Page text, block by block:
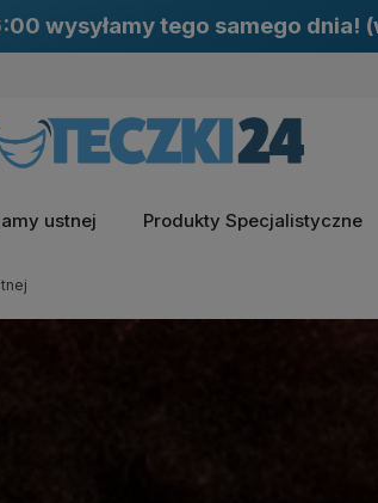
wysyłamy tego samego dnia!
ustnej Produkty Specjalistyczne